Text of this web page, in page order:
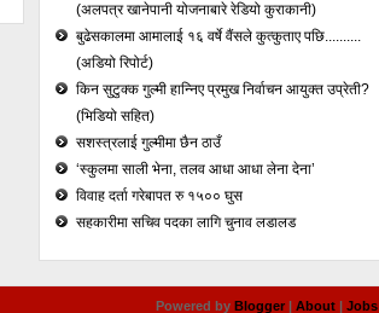
(अलपत्र खानेपानी योजनाबारे रेडियो कुराकानी)
बुढेसकालमा आमालाई १६ वर्षे वैंसले कुत्कुताए पछि..........
(अडियो रिपोर्ट)
किन सुटुक्क गुल्मी हान्निए प्रमुख निर्वाचन आयुक्त उप्रेती?
(भिडियो सहित)
सशस्त्रलाई गुल्मीमा छैन ठाउँ
‘स्कुलमा साली भेना, तलव आधा आधा लेना देना’
विवाह दर्ता गरेबापत रु १५०० घुस
सहकारीमा सचिव पदका लागि चुनाव लडालड
Powered by Blogger | About | Jobs